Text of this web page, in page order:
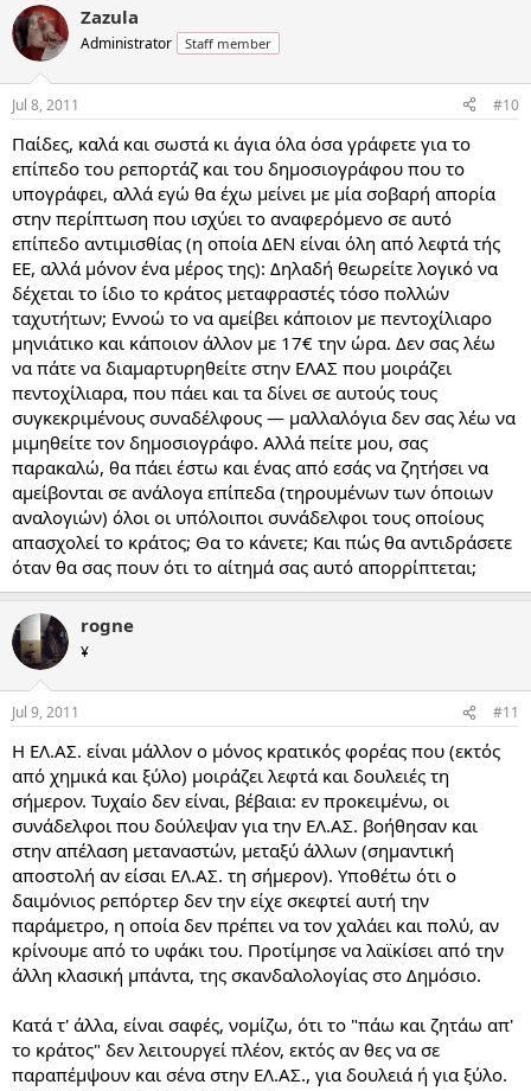
Zazula
Administrator Staff member
Jul 8, 2011 #10
Παίδες, καλά και σωστά κι άγια όλα όσα γράφετε για το
επίπεδο του ρεπορτάζ και του δημοσιογράφου που το
υπογράφει, αλλά εγώ θα έχω μείνει με μία σοβαρή απορία
στην περίπτωση που ισχύει το αναφερόμενο σε αυτό
επίπεδο αντιμισθίας (η οποία ΔΕΝ είναι όλη από λεφτά τής
ΕΕ, αλλά μόνον ένα μέρος της): Δηλαδή θεωρείτε λογικό να
δέχεται το ίδιο το κράτος μεταφραστές τόσο πολλών
ταχυτήτων; Εννοώ το να αμείβει κάποιον με πεντοχίλιαρο
μηνιάτικο και κάποιον άλλον με 17€ την ώρα. Δεν σας λέω
να πάτε να διαμαρτυρηθείτε στην ΕΛΑΣ που μοιράζει
πεντοχίλιαρα, που πάει και τα δίνει σε αυτούς τους
συγκεκριμένους συναδέλφους — μαλλαλόγια δεν σας λέω να
μιμηθείτε τον δημοσιογράφο. Αλλά πείτε μου, σας
παρακαλώ, θα πάει έστω και ένας από εσάς να ζητήσει να
αμείβονται σε ανάλογα επίπεδα (τηρουμένων των όποιων
αναλογιών) όλοι οι υπόλοιποι συνάδελφοι τους οποίους
απασχολεί το κράτος; Θα το κάνετε; Και πώς θα αντιδράσετε
όταν θα σας πουν ότι το αίτημά σας αυτό απορρίπτεται;
rogne
¥
Jul 9, 2011 #11
Η ΕΛ.ΑΣ. είναι μάλλον ο μόνος κρατικός φορέας που (εκτός
από χημικά και ξύλο) μοιράζει λεφτά και δουλειές τη
σήμερον. Τυχαίο δεν είναι, βέβαια: εν προκειμένω, οι
συνάδελφοι που δούλεψαν για την ΕΛ.ΑΣ. βοήθησαν και
στην απέλαση μεταναστών, μεταξύ άλλων (σημαντική
αποστολή αν είσαι ΕΛ.ΑΣ. τη σήμερον). Υποθέτω ότι ο
δαιμόνιος ρεπόρτερ δεν την είχε σκεφτεί αυτή την
παράμετρο, η οποία δεν πρέπει να τον χαλάει και πολύ, αν
κρίνουμε από το υφάκι του. Προτίμησε να λαϊκίσει από την
άλλη κλασική μπάντα, της σκανδαλολογίας στο Δημόσιο.
Κατά τ' άλλα, είναι σαφές, νομίζω, ότι το "πάω και ζητάω απ'
το κράτος" δεν λειτουργεί πλέον, εκτός αν θες να σε
παραπέμψουν και σένα στην ΕΛ.ΑΣ., για δουλειά ή για ξύλο.